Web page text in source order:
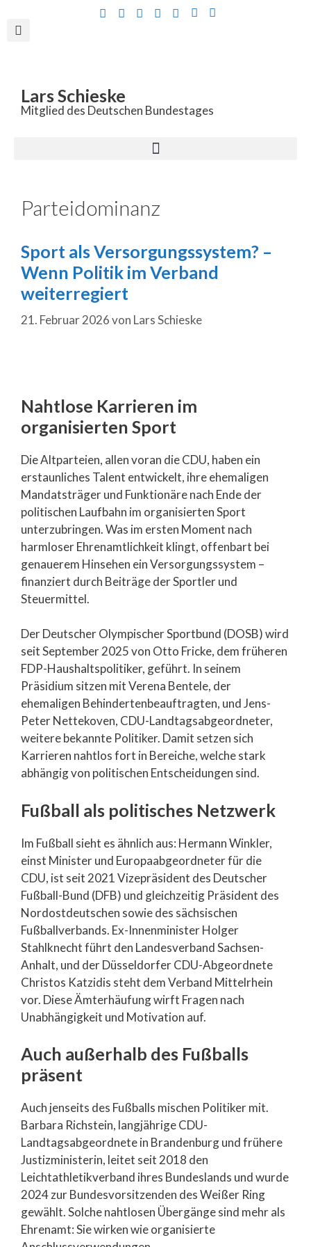
Lars Schieske
Mitglied des Deutschen Bundestages
Parteidominanz
Sport als Versorgungssystem? –
Wenn Politik im Verband
weiterregiert
21. Februar 2026von Lars Schieske
Nahtlose Karrieren im
organisierten Sport
Die Altparteien, allen voran die CDU, haben ein
erstaunliches Talent entwickelt, ihre ehemaligen
Mandatsträger und Funktionäre nach Ende der
politischen Laufbahn im organisierten Sport
unterzubringen. Was im ersten Moment nach
harmloser Ehrenamtlichkeit klingt, offenbart bei
genauerem Hinsehen ein Versorgungssystem –
finanziert durch Beiträge der Sportler und
Steuermittel.
Der Deutscher Olympischer Sportbund (DOSB) wird
seit September 2025 von Otto Fricke, dem früheren
FDP-Haushaltspolitiker, geführt. In seinem
Präsidium sitzen mit Verena Bentele, der
ehemaligen Behindertenbeauftragten, und Jens-
Peter Nettekoven, CDU-Landtagsabgeordneter,
weitere bekannte Politiker. Damit setzen sich
Karrieren nahtlos fort in Bereiche, welche stark
abhängig von politischen Entscheidungen sind.
Fußball als politisches Netzwerk
Im Fußball sieht es ähnlich aus: Hermann Winkler,
einst Minister und Europaabgeordneter für die
CDU, ist seit 2021 Vizepräsident des Deutscher
Fußball-Bund (DFB) und gleichzeitig Präsident des
Nordostdeutschen sowie des sächsischen
Fußballverbands. Ex-Innenminister Holger
Stahlknecht führt den Landesverband Sachsen-
Anhalt, und der Düsseldorfer CDU-Abgeordnete
Christos Katzidis steht dem Verband Mittelrhein
vor. Diese Ämterhäufung wirft Fragen nach
Unabhängigkeit und Motivation auf.
Auch außerhalb des Fußballs
präsent
Auch jenseits des Fußballs mischen Politiker mit.
Barbara Richstein, langjährige CDU-
Landtagsabgeordnete in Brandenburg und frühere
Justizministerin, leitet seit 2018 den
Leichtathletikverband ihres Bundeslands und wurde
2024 zur Bundesvorsitzenden des Weißer Ring
gewählt. Solche nahtlosen Übergänge sind mehr als
Ehrenamt: Sie wirken wie organisierte